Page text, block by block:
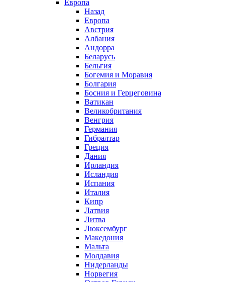
Европа
Назад
Европа
Австрия
Албания
Андорра
Беларусь
Бельгия
Богемия и Моравия
Болгария
Босния и Герцеговина
Ватикан
Великобритания
Венгрия
Германия
Гибралтар
Греция
Дания
Ирландия
Исландия
Испания
Италия
Кипр
Латвия
Литва
Люксембург
Македония
Мальта
Молдавия
Нидерланды
Норвегия